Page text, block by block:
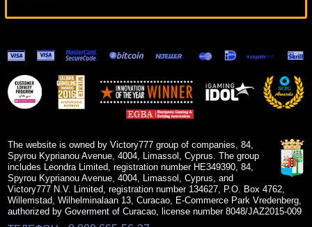
The Mummy
19821 ₽
Panamer***
Prowling Panther
The website is owned by Victory777 group of companies, 84,
Spyrou Kyprianou Avenue, 4004, Limassol, Cyprus. The group
includes Leondra Limited, registration number HE349390, 84,
Spyrou Kyprianou Avenue, 4004, Limassol, Cyprus, and
Victory777 N.V. Limited, registration number 134627, P.O. Box 4762,
Willemstad, Wilhelminalaan 13, Curacao, E-Commerce Park Vredenberg,
authorized by Goverment of Curacao, license number 8048/JAZ2015-009